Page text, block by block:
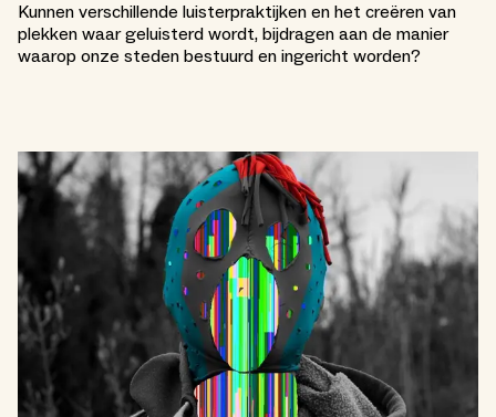
Kunnen verschillende luisterpraktijken en het creëren van
plekken waar geluisterd wordt, bijdragen aan de manier
waarop onze steden bestuurd en ingericht worden?